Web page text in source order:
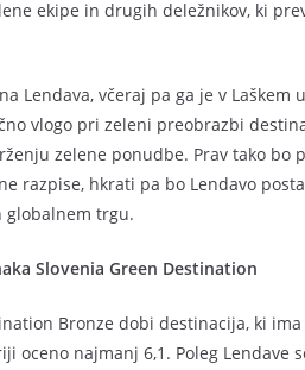
ekipe in drugih deležnikov, ki
Lendava, včeraj pa ga je v
vlogo pri zeleni preobrazbi
zelene ponudbe. Prav tako bo
razpise, hkrati pa bo Lendavo
globalnem trgu.
Slovenia Green Destination
Bronze dobi destinacija, ki
oceno najmanj 6,1. Poleg Lendave